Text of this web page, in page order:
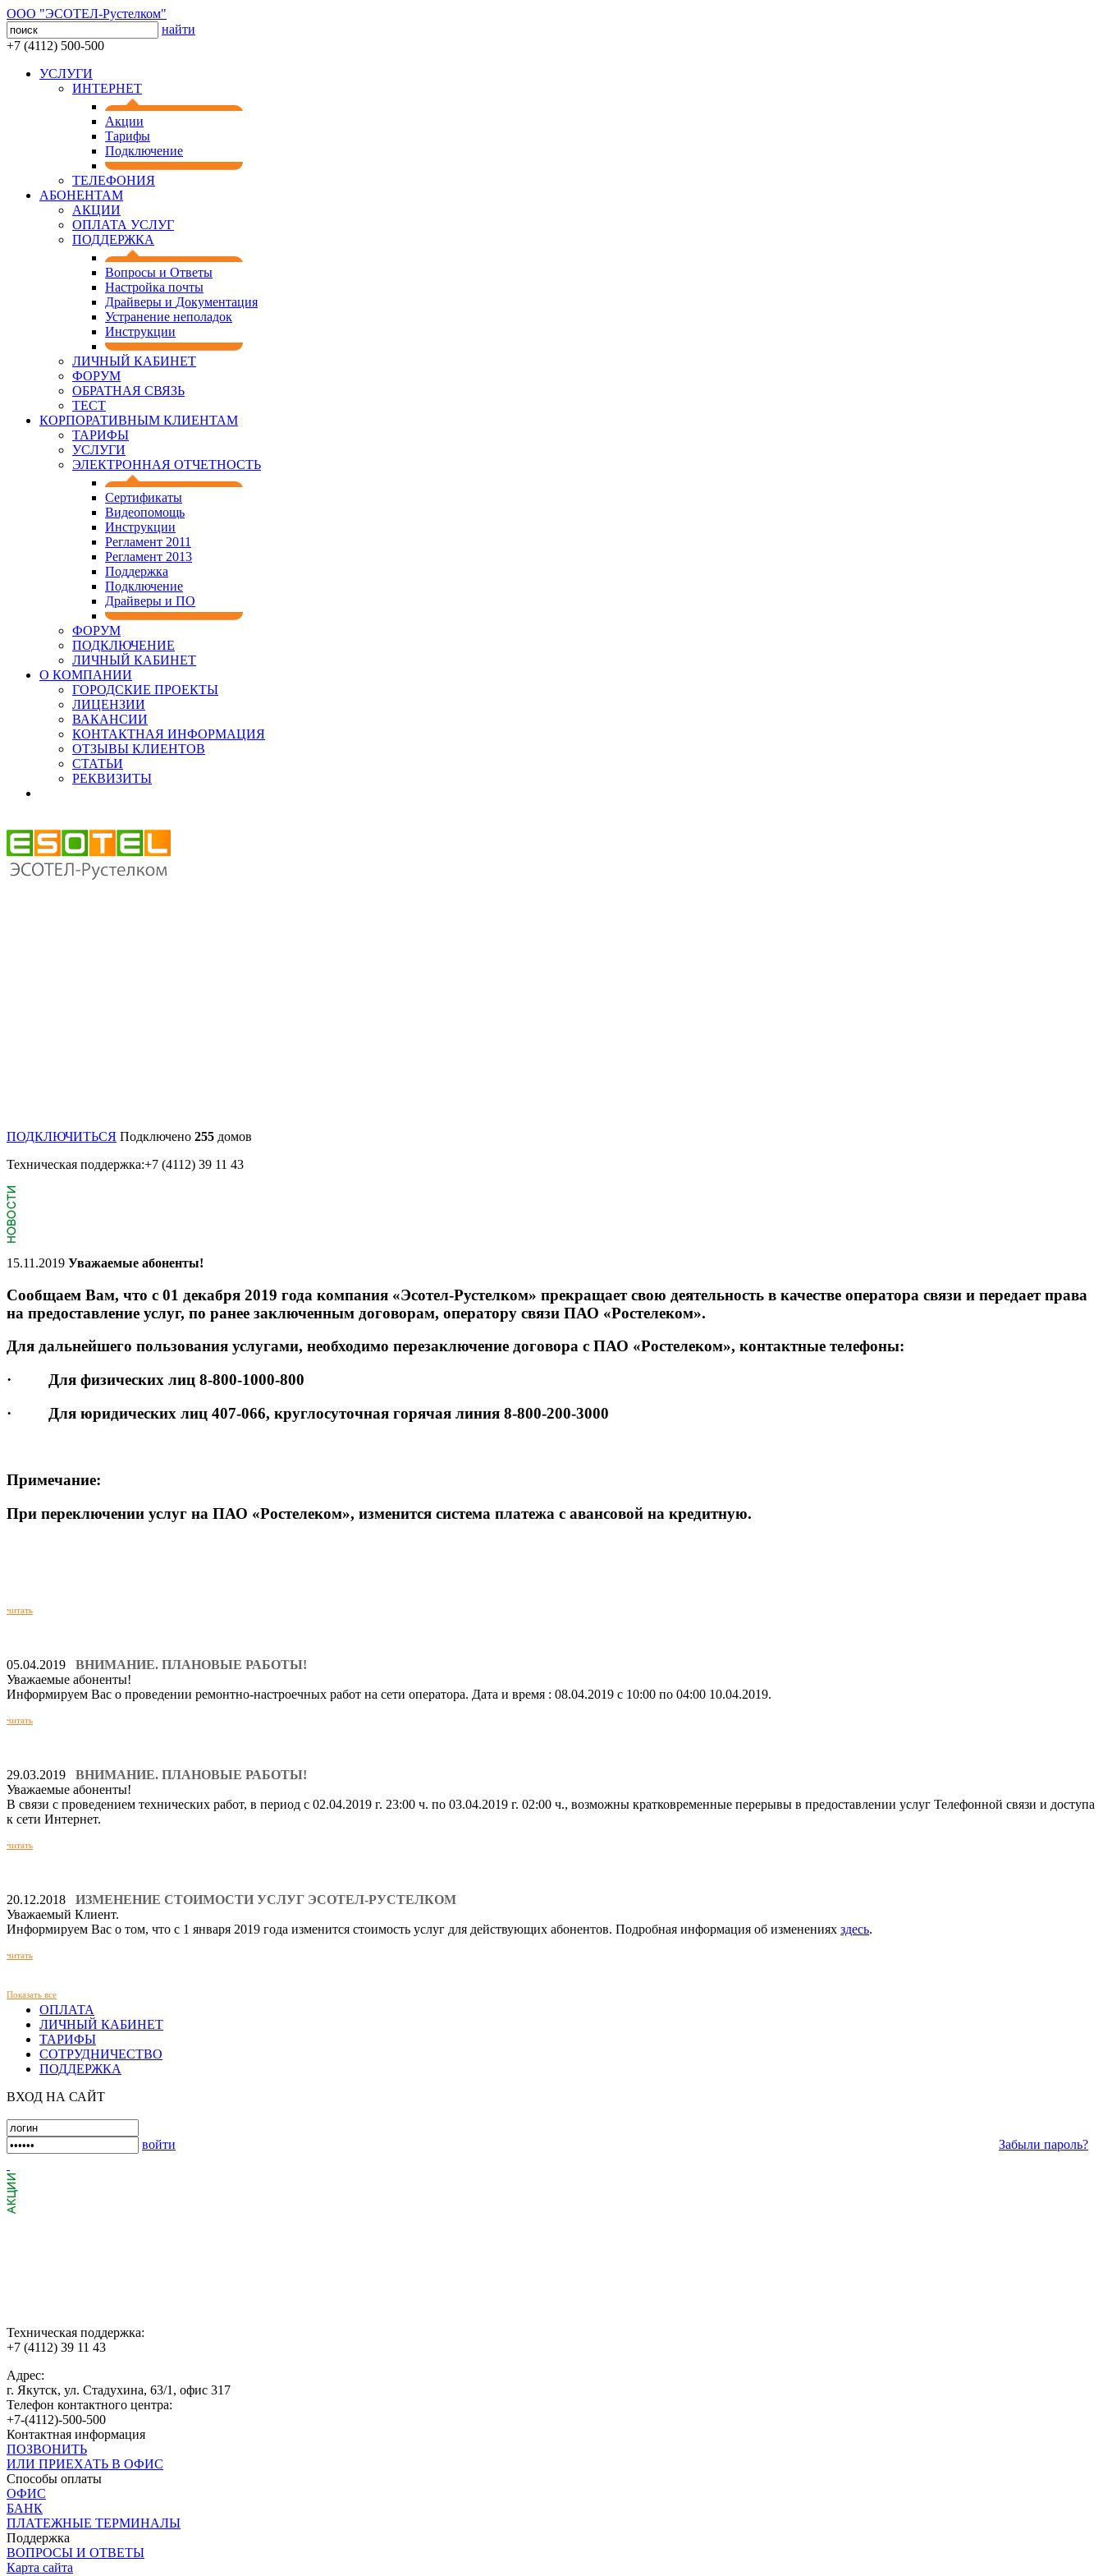
ООО "ЭСОТЕЛ-Рустелком"
найти
+7 (4112) 500-500
УСЛУГИ
ИНТЕРНЕТ
Акции
Тарифы
Подключение
ТЕЛЕФОНИЯ
АБОНЕНТАМ
АКЦИИ
ОПЛАТА УСЛУГ
ПОДДЕРЖКА
Вопросы и Ответы
Настройка почты
Драйверы и Документация
Устранение неполадок
Инструкции
ЛИЧНЫЙ КАБИНЕТ
ФОРУМ
ОБРАТНАЯ СВЯЗЬ
ТЕСТ
КОРПОРАТИВНЫМ КЛИЕНТАМ
ТАРИФЫ
УСЛУГИ
ЭЛЕКТРОННАЯ ОТЧЕТНОСТЬ
Сертификаты
Видеопомощь
Инструкции
Регламент 2011
Регламент 2013
Поддержка
Подключение
Драйверы и ПО
ФОРУМ
ПОДКЛЮЧЕНИЕ
ЛИЧНЫЙ КАБИНЕТ
О КОМПАНИИ
ГОРОДСКИЕ ПРОЕКТЫ
ЛИЦЕНЗИИ
ВАКАНСИИ
КОНТАКТНАЯ ИНФОРМАЦИЯ
ОТЗЫВЫ КЛИЕНТОВ
СТАТЬИ
РЕКВИЗИТЫ
ПОДКЛЮЧИТЬСЯ Подключенo 255 домов
Техническая поддержка:+7 (4112) 39 11 43
15.11.2019 Уважаемые абоненты!
Сообщаем Вам, что с 01 декабря 2019 года компания «Эсотел-Рустелком» прекращает свою деятельность в качестве оператора связи и передает права
на предоставление услуг, по ранее заключенным договорам, оператору связи ПАО «Ростелеком».
Для дальнейшего пользования услугами, необходимо перезаключение договора с ПАО «Ростелеком», контактные телефоны:
· Для физических лиц 8-800-1000-800
· Для юридических лиц 407-066, круглосуточная горячая линия 8-800-200-3000
Примечание:
При переключении услуг на ПАО «Ростелеком», изменится система платежа с авансовой на кредитную.
читать
05.04.2019
ВНИМАНИЕ. ПЛАНОВЫЕ РАБОТЫ!
Уважаемые абоненты!
Информируем Вас о проведении ремонтно-настроечных работ на сети оператора. Дата и время : 08.04.2019 с 10:00 по 04:00 10.04.2019.
читать
29.03.2019
ВНИМАНИЕ. ПЛАНОВЫЕ РАБОТЫ!
Уважаемые абоненты!
В связи с проведением технических работ, в период с 02.04.2019 г. 23:00 ч. по 03.04.2019 г. 02:00 ч., возможны кратковременные перерывы в предоставлении услуг Телефонной связи и доступа
к сети Интернет.
читать
20.12.2018
ИЗМЕНЕНИЕ СТОИМОСТИ УСЛУГ ЭСОТЕЛ-РУСТЕЛКОМ
Уважаемый Клиент.
Информируем Вас о том, что с 1 января 2019 года изменится стоимость услуг для действующих абонентов. Подробная информация об изменениях здесь.
читать
Показать все
ОПЛАТА
ЛИЧНЫЙ КАБИНЕТ
ТАРИФЫ
СОТРУДНИЧЕСТВО
ПОДДЕРЖКА
ВХОД НА САЙТ
войти Забыли пароль?
Техническая поддержка:
+7 (4112) 39 11 43
Адрес:
г. Якутск, ул. Стадухина, 63/1, офис 317
Телефон контактного центра:
+7-(4112)-500-500
Контактная информация
ПОЗВОНИТЬ
ИЛИ ПРИЕХАТЬ В ОФИС
Способы оплаты
ОФИС
БАНК
ПЛАТЕЖНЫЕ ТЕРМИНАЛЫ
Поддержка
ВОПРОСЫ И ОТВЕТЫ
Карта сайта